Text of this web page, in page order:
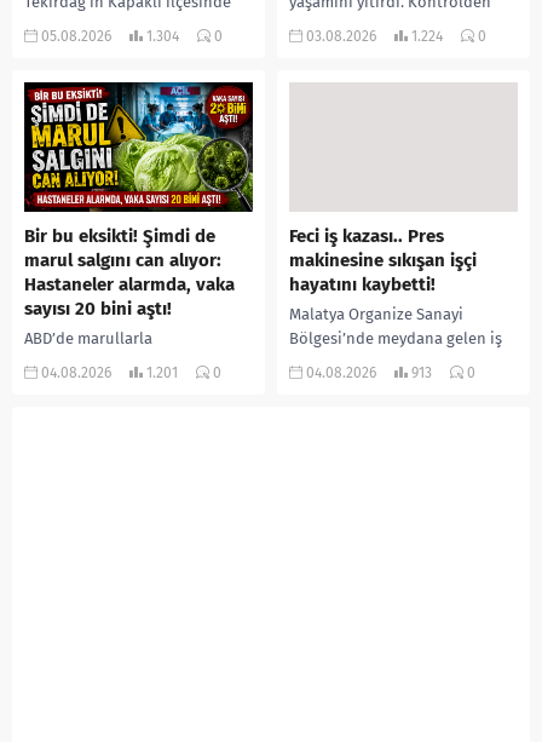
bir kişiyi, arkadaşının eşiyle
kadın kıyafetleri giydirdiği,
özür videosu çektirip...
05.08.2026 1.304 0
çıkarak devrilen traktörün
03.08.2026 1.224 0
Bir bu eksikti! Şimdi de
marul salgını can alıyor:
Hastaneler alarmda, vaka
sayısı 20 bini aştı!
ABD’de marullarla
ilişkilendirilen siklospora
04.08.2026 1.201 0
Feci iş kazası.. Pres
makinesine sıkışan işçi
hayatını kaybetti!
Malatya Organize Sanayi
Bölgesi’nde meydana gelen iş
kazasında, pres makinesine
04.08.2026 913 0